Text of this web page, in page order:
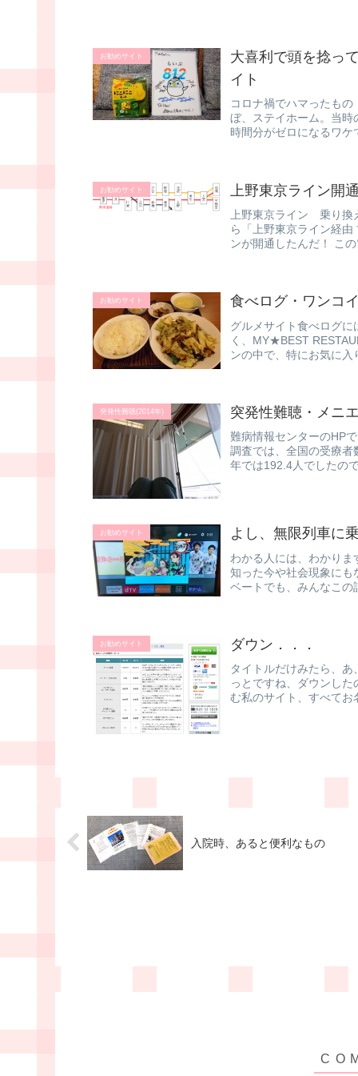
お勧めサイト
大喜利で頭を捻っ
イト
コロナ禍でハマったも
ぼ、ステイホーム。当
時間分がゼロになるワ
お勧めサイト 上野東京ライン開
上野東京ライン 乗り
ら「上野東京ライン経
ンが開通したんだ！ こ
お勧めサイト 食べログ・ワンコ
グルメサイト食べログ
く、MY★BEST
ンの中で、特にお気に
突発性難聴(2014年) 突発性難聴・メニ
難病情報センターのHP
調査では、全国の受療
年では192.4人でしたの
お勧めサイト よし、無限列車に
わかる人には、わかり
知った今や社会現象にも
ベートでも、みんなこの
お勧めサイト ダウン．．．
タイトルだけみたら、
っとですね、ダウンし
む私のサイト、すべて
入院時、あると便利なもの